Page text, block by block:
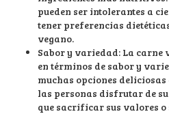
pueden ser intolerantes a
tener preferencias
vegano.
Sabor y variedad: La carne
en términos de sabor y
muchas opciones
las personas disfrutar de
que sacrificar sus valores o